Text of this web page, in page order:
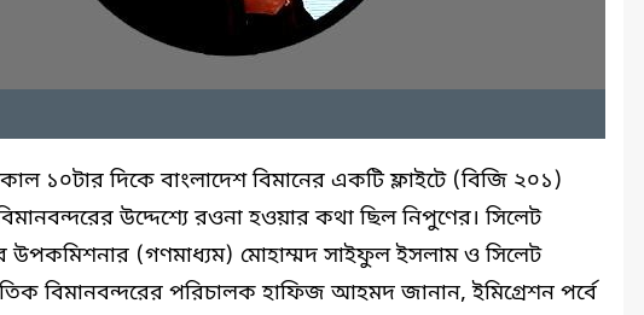
১০টার দিকে বাংলাদেশ বিমানের একটি ফ্লাইটে (বিজি ২০১)
উদ্দেশ্যে রওনা হওয়ার কথা ছিল নিপুণের। সিলেট
উপকমিশনার (গণমাধ্যম) মোহাম্মদ সাইফুল ইসলাম ও সিলেট
বিমানবন্দরের পরিচালক হাফিজ আহমদ জানান, ইমিগ্রেশন পর্বে